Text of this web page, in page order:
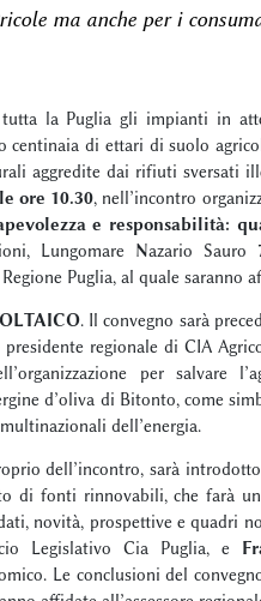
ma anche per i
la Puglia gli impianti in
centinaia di ettari di suolo
aggredite dai rifiuti sversati
ore 10.30, nell’incontro
e responsabilità:
Lungomare Nazario Sauro
Puglia, al quale saranno
. Il convegno sarà
presidente regionale di CIA
per salvare
d’oliva di Bitonto, come
dell’energia.
dell’incontro, sarà
di fonti rinnovabili, che farà un
novità, prospettive e quadri
Legislativo Cia Puglia, e
Le conclusioni del